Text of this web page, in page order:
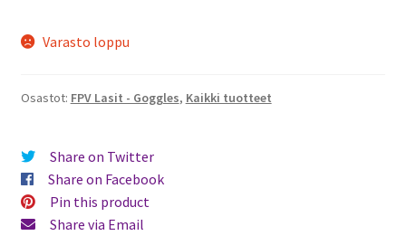
Varasto loppu
Osastot: FPV Lasit - Goggles, Kaikki tuotteet
Share on Twitter
Share on Facebook
Pin this product
Share via Email